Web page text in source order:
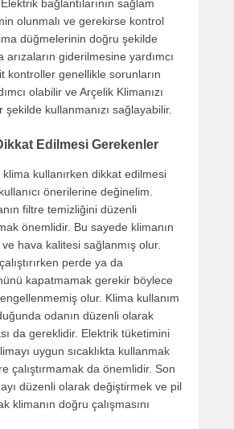
bağlantılarının sağlam
olunmalı ve gerekirse kontrol
düğmelerinin doğru şekilde
arızaların giderilmesine yardımcı
kontroller genellikle sorunların
olabilir ve Arçelik Klimanızı
kullanmanızı sağlayabilir.
Edilmesi Gerekenler
klima kullanırken dikkat edilmesi
önerilerine değinelim.
filtre temizliğini düzenli
önemlidir. Bu sayede klimanın
hava kalitesi sağlanmış olur.
perde ya da
kapatmamak gerekir böylece
olur. Klima kullanım
odanın düzenli olarak
da gereklidir. Elektrik tüketimini
uygun sıcaklıkta kullanmak
çalıştırmamak da önemlidir. Son
düzenli olarak değiştirmek ve pil
klimanın doğru çalışmasını